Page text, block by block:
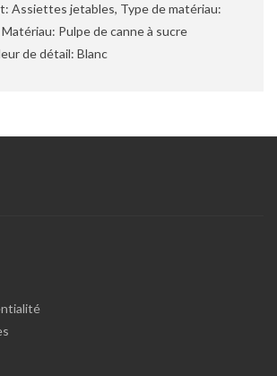
Assiettes jetables, Type de matériau:
Pulpe de canne à sucre
de détail: Blanc